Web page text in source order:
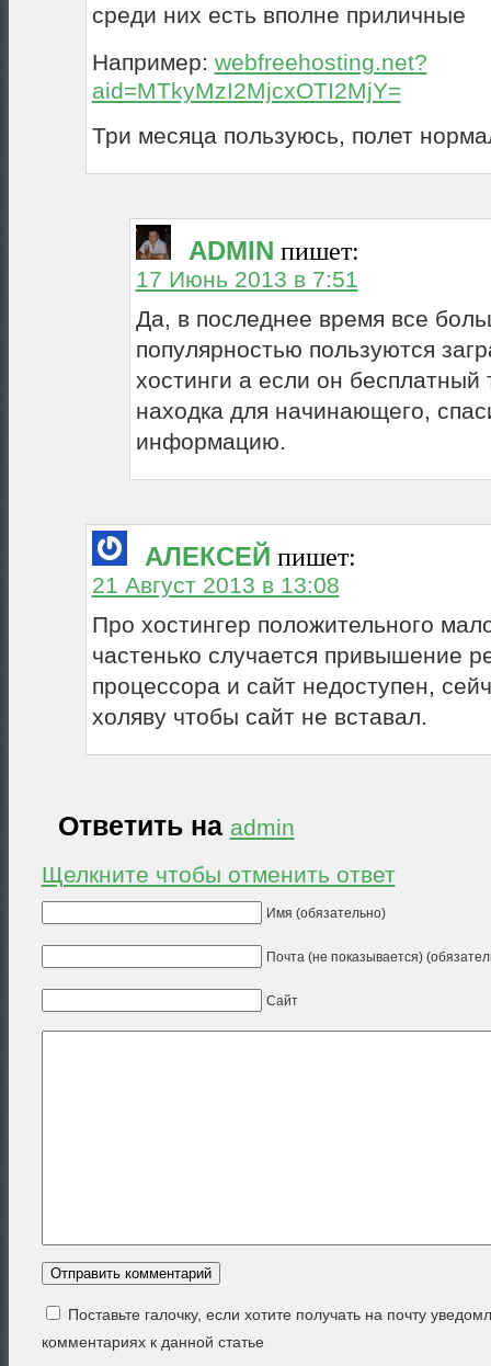
среди них есть вполне приличные
Например: webfreehosting.net?
aid=MTkyMzI2MjcxOTI2MjY=
Три месяца пользуюсь, полет
ADMIN пишет:
17 Июнь 2013 в 7:51
Да, в последнее время все
популярностью пользуются
хостинги а если он бесплатный
находка для начинающего,
информацию.
АЛЕКСЕЙ пишет:
21 Август 2013 в 13:08
Про хостингер положительного
частенько случается привышение
процессора и сайт недоступен,
холяву чтобы сайт не вставал.
Ответить на admin
Щелкните чтобы отменить ответ
Имя (обязательно)
Почта (не показывается)
Сайт
Поставьте галочку, если хотите получать на почту
комментариях к данной статье